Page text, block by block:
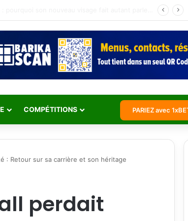
COMPÉTITIONS PARIEZ avec
: Retour sur sa carrière et son héritage
perdait